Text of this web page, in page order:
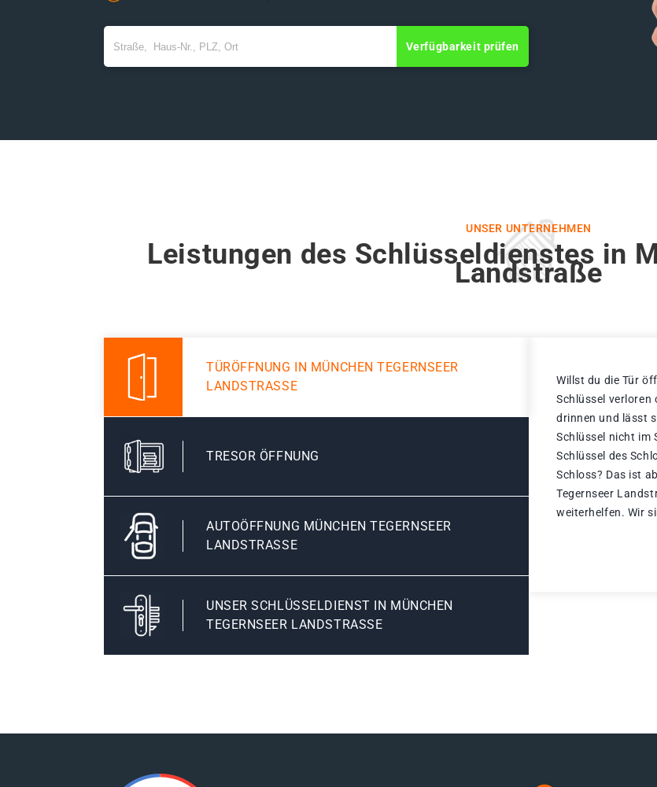
Verfügbarkeit prüfen
UNSER UNTERNEHMEN
Leistungen des Schlüsseldienstes in
Landstraße
TÜRÖFFNUNG IN MÜNCHEN TEGERNSEER
LANDSTRASSE
TRESOR ÖFFNUNG
AUTOÖFFNUNG MÜNCHEN TEGERNSEER
LANDSTRASSE
UNSER SCHLÜSSELDIENST IN MÜNCHEN
TEGERNSEER LANDSTRASSE
Willst du die Tür
Schlüssel verloren
drinnen und lässt
Schlüssel nicht im
Schlüssel des
Schloss? Das ist
Tegernseer
weiterhelfen. Wir